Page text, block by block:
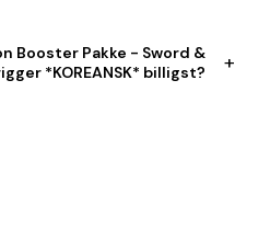
Booster Pakke - Sword &
*KOREANSK* billigst?
+